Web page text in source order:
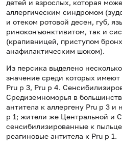
детей и взрослых, которая
аллергическим синдромом
и отеком ротовой десен, губ,
риноконъюнктивитом, так и
(крапивницей, приступом
анафилактическим шоком).
Из персика выделено
значение среди которых имеют
Pru p 3, Pru p 4.
Средиземноморья в
антитела к аллергену Pru p 3 и
p 1; жители же Центральной и
сенсибилизированные к
реагиновые антитела к Pru p 1.